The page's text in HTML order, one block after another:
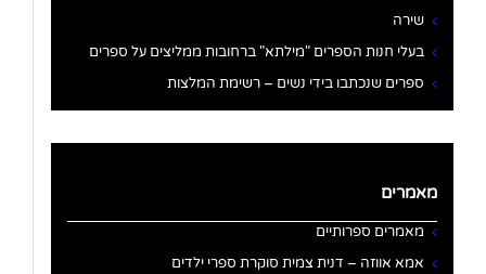
שירה
בעלי חנות הספרים "מילתא" ברחובות ממליצים על ספרים
ספרים שנכתבו בידי נשים – רשימת המלצות
מאמרים
מאמרים ספרותיים
אמא אווזה – דנית צמית סוקרת ספרי ילדים